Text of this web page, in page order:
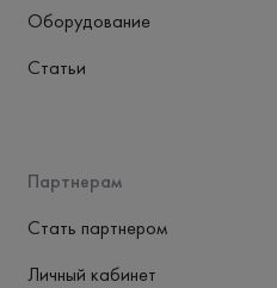
Партнерам
Стать партнером
Личный кабинет
Оборудование
Статьи